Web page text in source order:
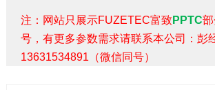
注：网站只展示FUZETEC富致PPTC
号，有更多参数需求请联系本公司：彭
13631534891（微信同号）